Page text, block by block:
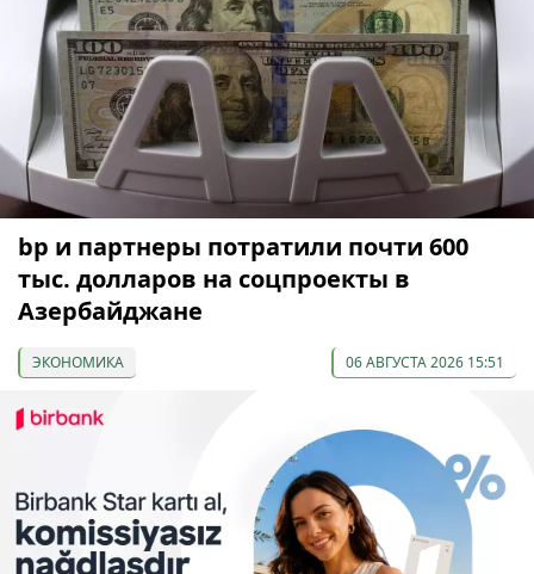
bp и партнеры потратили почти 600
тыс. долларов на соцпроекты в
Азербайджане
ЭКОНОМИКА 06 АВГУСТА 2026 15:51